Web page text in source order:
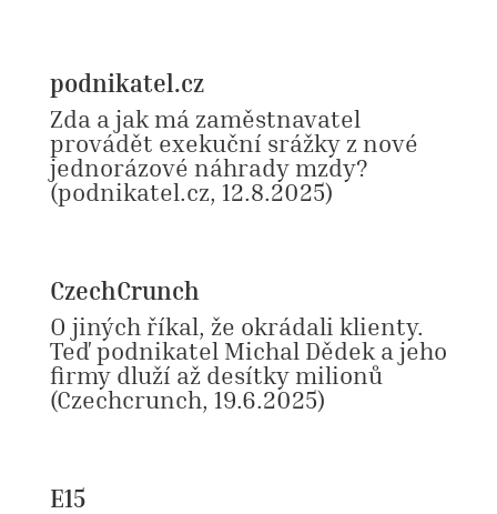
podnikatel.cz
Zda a jak má zaměstnavatel
provádět exekuční srážky z nové
jednorázové náhrady mzdy?
(podnikatel.cz, 12.8.2025)
CzechCrunch
O jiných říkal, že okrádali klienty.
Teď podnikatel Michal Dědek a jeho
firmy dluží až desítky milionů
(Czechcrunch, 19.6.2025)
E15